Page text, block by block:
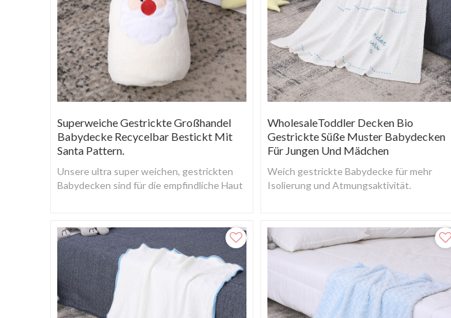
Superweiche Gestrickte Großhandel
Babydecke Recycelbar Bestickt Mit
Santa Pattern.
Unsere ultra super weichen, gestrickten
Babydecken sind für die empfindliche Haut
WholesaleToddler Decken Bio
Gestrickte Süße Muster Babydecken
Für Jungen Und Mädchen
Weich gestrickte Babydecke für mehr
Isolierung und Atmungsaktivität.